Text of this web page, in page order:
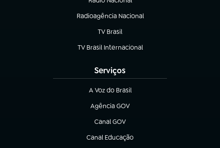
Radioagência Nacional
(abre em nova aba)
TV Brasil
(abre em nova aba)
TV Brasil Internacional
(abre em nova aba)
Serviços
A Voz do Brasil
(abre em nova aba)
Agência GOV
(abre em nova aba)
Canal GOV
(abre em nova aba)
Canal Educação
(abre em nova aba)